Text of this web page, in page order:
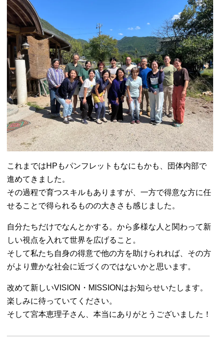
これまではHPもパンフレットもなにもかも、団体内部で
進めてきました。
その過程で育つスキルもありますが、一方で得意な方に任
せることで得られるものの大きさも感じました。
自分たちだけでなんとかする。から多様な人と関わって新
しい視点を入れて世界を広げること。
そして私たち自身の得意で他の方を助けられれば、その方
がより豊かな社会に近づくのではないかと思います。
改めて新しいVISION・MISSIONはお知らせいたします。
楽しみに待っていてください。
そして宮本恵理子さん、本当にありがとうございました！